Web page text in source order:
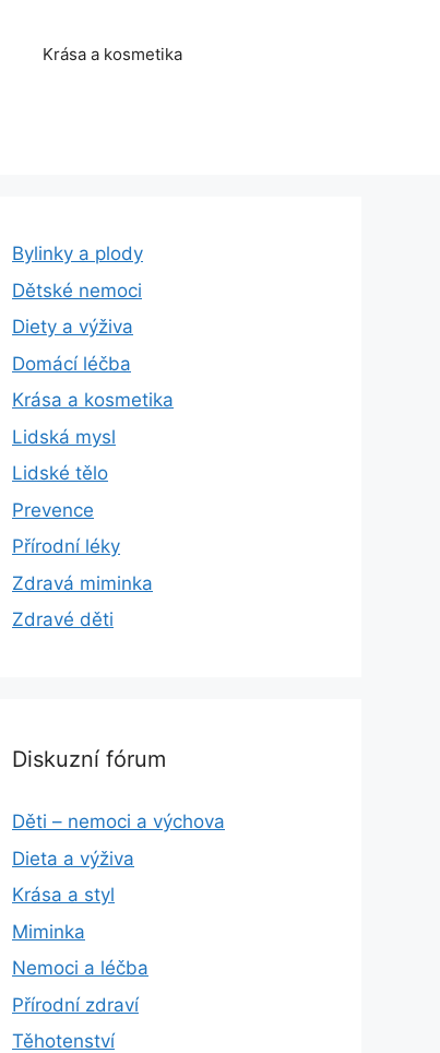
Krása a kosmetika
Bylinky a plody
Dětské nemoci
Diety a výživa
Domácí léčba
Krása a kosmetika
Lidská mysl
Lidské tělo
Prevence
Přírodní léky
Zdravá miminka
Zdravé děti
Diskuzní fórum
Děti – nemoci a výchova
Dieta a výživa
Krása a styl
Miminka
Nemoci a léčba
Přírodní zdraví
Těhotenství